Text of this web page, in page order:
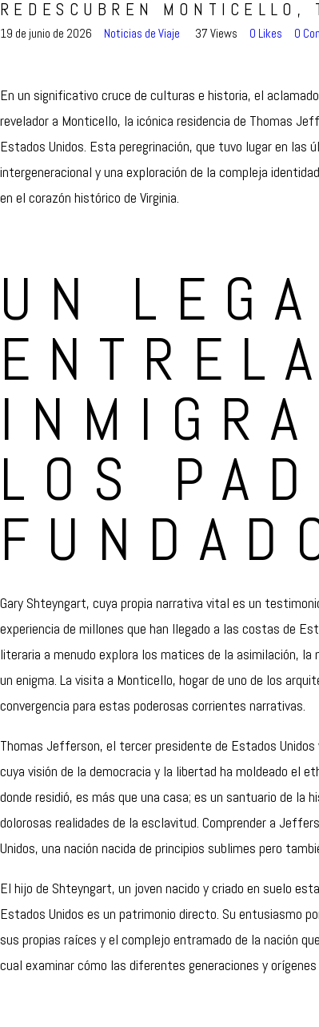
REDESCUBREN
19 de junio de 2026 Noticias de Viaje 37 Views 0 Likes 0
En un significativo cruce de culturas e historia, el
revelador a Monticello, la icónica residencia de Thomas
Estados Unidos. Esta peregrinación, que tuvo lugar en las
intergeneracional y una exploración de la compleja
en el corazón histórico de Virginia.
UN
LOS
Gary Shteyngart, cuya propia narrativa vital es un
experiencia de millones que han llegado a las costas de
literaria a menudo explora los matices de la asimilación,
un enigma. La visita a Monticello, hogar de uno de los
convergencia para estas poderosas corrientes narrativas.
Thomas Jefferson, el tercer presidente de Estados
cuya visión de la democracia y la libertad ha moldeado el
donde residió, es más que una casa; es un santuario de la
dolorosas realidades de la esclavitud. Comprender a
Unidos, una nación nacida de principios sublimes pero
El hijo de Shteyngart, un joven nacido y criado en suelo
Estados Unidos es un patrimonio directo. Su entusiasmo
sus propias raíces y el complejo entramado de la nación
cual examinar cómo las diferentes generaciones y